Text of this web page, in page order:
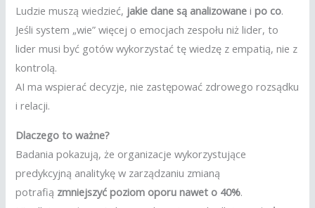
Ludzie muszą wiedzieć, jakie dane są analizowane ipo co.
Jeśli system „wie” więcej o emocjach zespołu niż lider, to
lider musi być gotów wykorzystać tę wiedzę z empatią, nie z
kontrolą.
AI ma wspierać decyzje, nie zastępować zdrowego rozsądku
i relacji.
Dlaczego to ważne?
Badania pokazują, że organizacje wykorzystujące
predykcyjną analitykę w zarządzaniu zmianą
potrafią zmniejszyć poziom oporu nawet o 40%.